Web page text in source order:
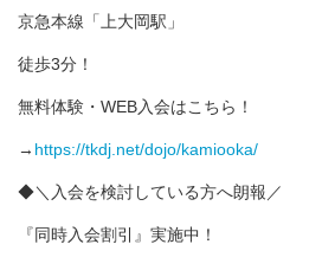
京急本線「上大岡駅」
徒歩3分！
無料体験・WEB入会はこちら！
→ https://tkdj.net/dojo/kamiooka/
◆＼入会を検討している方へ朗報／
『同時入会割引』実施中！